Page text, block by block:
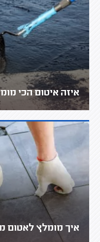
איזה איטום הכי
איך מומלץ לאטום